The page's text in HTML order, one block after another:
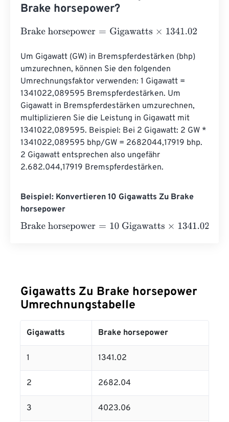
Brake horsepower?
Brake horsepower=Gigawatts×1341.02
Um Gigawatt (GW) in Bremspferdestärken (bhp)
umzurechnen, können Sie den folgenden
Umrechnungsfaktor verwenden: 1 Gigawatt =
1341022,089595 Bremspferdestärken. Um
Gigawatt in Bremspferdestärken umzurechnen,
multiplizieren Sie die Leistung in Gigawatt mit
1341022,089595. Beispiel: Bei 2 Gigawatt: 2 GW *
1341022,089595 bhp/GW = 2682044,17919 bhp.
2 Gigawatt entsprechen also ungefähr
2.682.044,17919 Bremspferdestärken.
Beispiel: Konvertieren 10 Gigawatts Zu Brake
horsepower
Brake horsepower=10 Gigawatts×1341.02= 13410.2
Gigawatts Zu Brake horsepower
Umrechnungstabelle
Gigawatts Brake horsepower
1 1341.02
2 2682.04
3 4023.06